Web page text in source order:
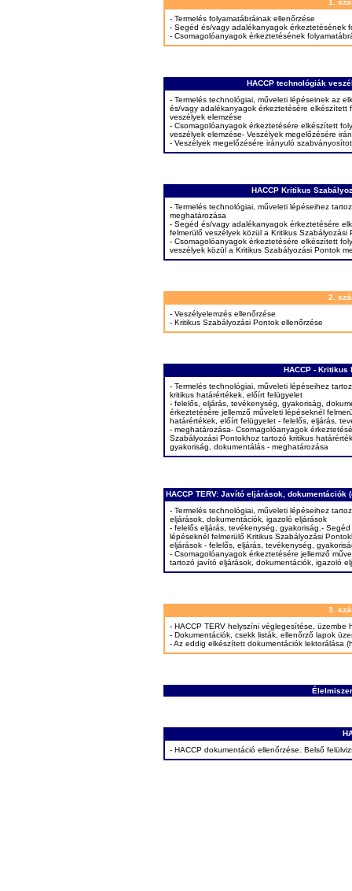
1.
- Termelés folyamatábráinak ellenőrzése
- Segéd és/vagy adalékanyagok érkeztetésének
- Csomagolóanyagok érkeztetésének
HACCP technológiák
- Termelés technológiai, műveleti lépéseinek az
és/vagy adalékanyagok érkeztetésére elkészített
veszélyek elemzése
- Csomagolóanyagok érkeztetésére elkészített
veszélyek elemzése- Veszélyek megelőzésére
- Veszélyek megelőzésére irányuló
HACCP Kritikus
- Termelés technológiai, műveleti lépéseihez
meghatározása
- Segéd és/vagy adalékanyagok érkeztetésére
felmerülő veszélyek közül a Kritikus Szabályozási
- Csomagolóanyagok érkeztetésére elkészített
veszélyek közül a Kritikus Szabályozási Pontok
2.
- Veszélyelemzés ellenőrzése
- Kritikus Szabályozási Pontok ellenőrzése
HACCP -
- Termelés technológiai, műveleti lépéseihez
kritikus határértékek, előírt felügyelet
- felelős, eljárás, tevékenység, gyakoriság,
érkeztetésére jellemző műveleti lépéseknél
határértékek, előírt felügyelet - felelős, eljárás,
- meghatározása- Csomagolóanyagok
Szabályozási Pontokhoz tartozó kritikus
gyakoriság, dokumentálás - meghatározása
HACCP TERV: Javító eljárások,
- Termelés technológiai, műveleti lépéseihez
eljárások, dokumentációk, igazoló eljárások
- felelős eljárás, tevékenység, gyakoriság.-
lépéseknél felmerülő Kritikus Szabályozási
eljárások - felelős, eljárás, tevékenység,
- Csomagolóanyagok érkeztetésére jellemző
tartozó javító eljárások, dokumentációk, igazoló
3.
- HACCP TERV helyszíni véglegesítése, üzembe
- Dokumentációk, csekk listák, ellenőrző lapok
- Az eddig elkészített dokumentációk lektorálása
- HACCP dokumentáció ellenőrzése. Belső